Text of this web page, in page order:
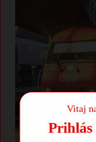
Vitaj
Prihlás